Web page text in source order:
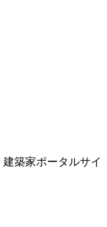
建築家ポータルサイ